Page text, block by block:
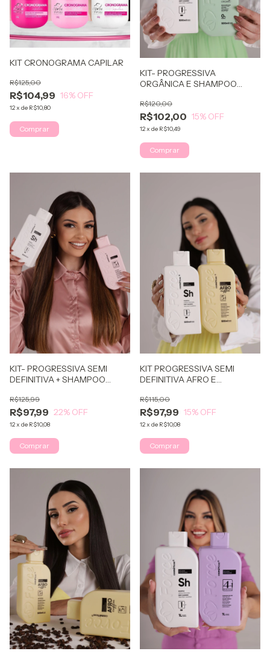
KIT CRONOGRAMA CAPILAR
R$104,99
R$125,00
16% OFF
12x de R$10,80
KIT- PROGRESSIVA
ORGÂNICA E SHAMPOO
R$102,00
R$120,00
15% OFF
12x de R$10,49
Comprar
KIT- PROGRESSIVA SEMI
DEFINITIVA + SHAMPOO
R$97,99
R$125,99
22% OFF
12x de R$10,08
Comprar
KIT PROGRESSIVA SEMI
DEFINITIVA AFRO E
R$97,99
R$115,00
15% OFF
12x de R$10,08
Comprar